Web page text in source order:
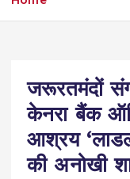
जरूरतमंदों
केनरा बैंक
आश्रय
की अनोखी